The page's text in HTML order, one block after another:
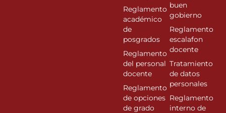
Reglamento
académico
de
posgrados
Reglamento
del personal
docente
Reglamento
de opciones
de grado
buen
gobierno
Reglamento
escalafon
docente
Tratamiento
de datos
personales
Reglamento
interno de